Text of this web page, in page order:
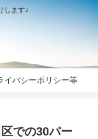
します♪
イバシーポリシー等
での30パー